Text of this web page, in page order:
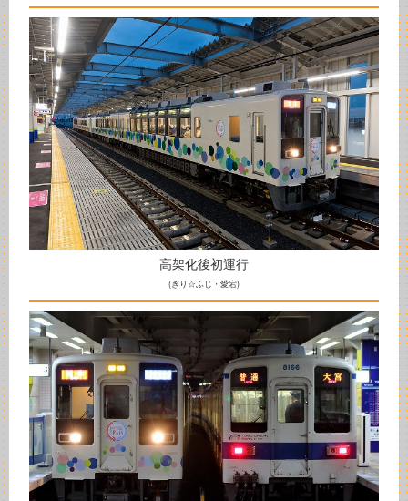
高架化後初運行
(きり☆ふじ・愛宕)